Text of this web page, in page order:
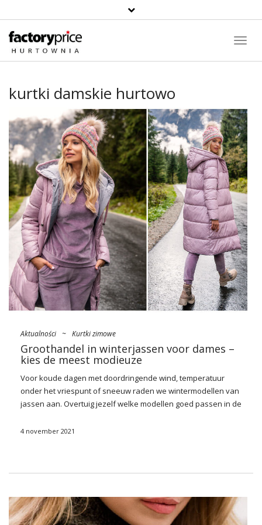
kurtki damskie hurtowo
Aktualności ~ Kurtki zimowe
Groothandel in winterjassen voor dames –
kies de meest modieuze
Voor koude dagen met doordringende wind, temperatuur
onder het vriespunt of sneeuw raden we wintermodellen van
jassen aan. Overtuig jezelf welke modellen goed passen in de
van onzegroothandel
groothandels
Laten we beginnen met de snede. De meest populaire is
zonder twijfel de midi-snit die het midden van de dij bereikt –
4 november 2021